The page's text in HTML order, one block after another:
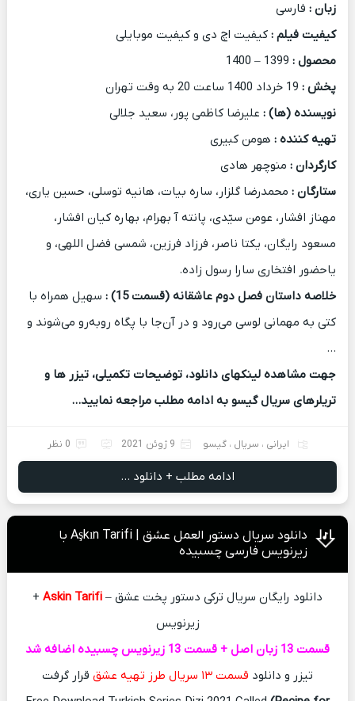
زبان :فارسی
کیفیت فیلم : کیفیت اچ دی و کیفیت موبایلی
محصول :1399 – 1400
پخش :19 خرداد 1400 ساعت 20 به وقت تهران
نویسنده (ها) :علیرضا کاظمی پور، سعید جلالی
تهیه کننده :هومن کبیری
کارگردان :منوچهر هادی
ستارگان : محمدرضا گلزار، ساره بیات، هانیه توسلی، حسین یاری،
مهناز افشار، عومن سیّدی، پانته آ بهرام، بهاره کیان افشار،
مسعود رایگان، یکتا ناصر، فرزاد فرزین، شمسی فضل اللهی، و
یاحضور افتخاری سارا رسول زاده.
خلاصه داستان فصل دوم عاشقانه (قسمت 15)
: سهیل همراه با
کتی به مهمانی لوسی می‌رود و در آن‌جا با پگاه رو‌به‌رو می‌شوند و
…
جهت مشاهده لینکهای دانلود، توضیحات تکمیلی، تیزر ها و
تریلرهای سریال گیسو به ادامه مطلب مراجعه نمایید…
ایرانی ، سریال ، گیسو 9 ژوئن 2021 0 نظر
ادامه مطلب + دانلود ...
دانلود سریال دستور العمل عشق | Aşkın Tarifi با
زیرنویس فارسی چسبیده
دانلود رایگان سریال ترکی دستور پخت عشق – Askin Tarifi
+
زیرنویس
قسمت 13 زبان اصل + قسمت 13 زیرنویس چسبیده اضافه شد
تیزر و دانلود قسمت ۱۳ سریال طرز تهیه عشق
قرار گرفت